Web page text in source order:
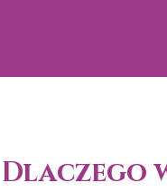
Dlaczego